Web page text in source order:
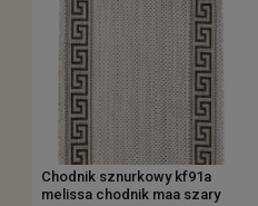
Chodnik sznurkowy kf91a
melissa chodnik maa szary